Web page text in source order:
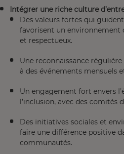
Intégrer une riche culture
Des valeurs fortes qui
favorisent un environnement
et respectueux.
Une reconnaissance
à des événements mensuels
Un engagement fort envers
l’inclusion, avec des comités
Des initiatives sociales et
faire une différence positive
communautés.